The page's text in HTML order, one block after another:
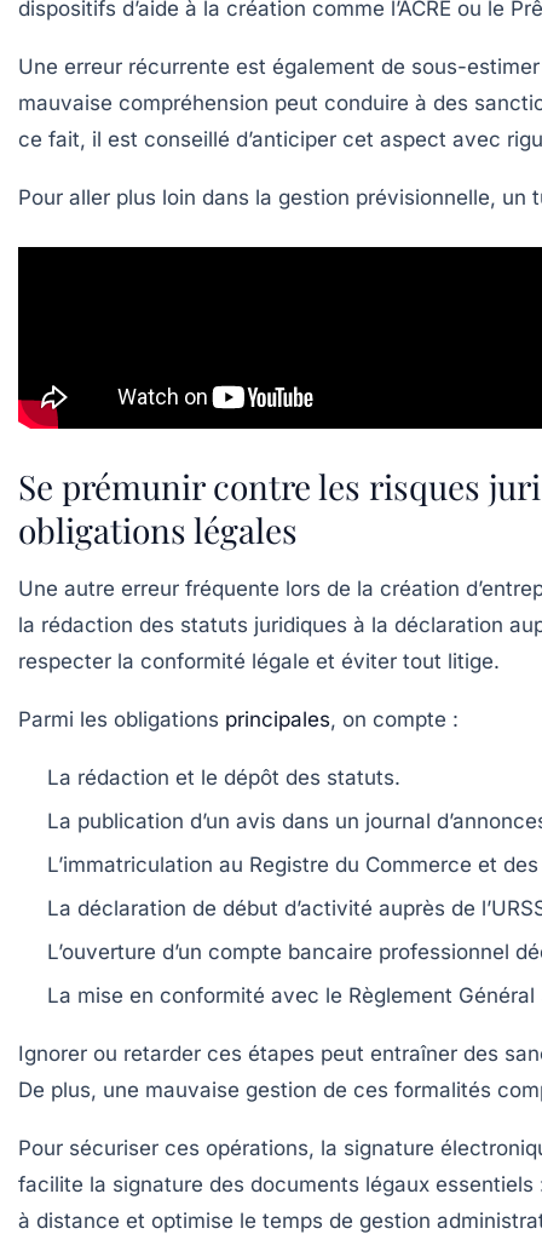
dispositifs d’aide à la création comme l’ACRE ou le
Une erreur récurrente est également de sous-
mauvaise compréhension peut conduire à des
ce fait, il est conseillé d’anticiper cet aspect avec
Pour aller plus loin dans la gestion prévisionnelle,
Se prémunir contre les risques
obligations légales
Une autre erreur fréquente lors de la création
la rédaction des statuts juridiques à la déclaration
respecter la conformité légale et éviter tout litige.
Parmi les obligations principales, on compte :
La rédaction et le dépôt des statuts.
La publication d’un avis dans un journal
L’immatriculation au Registre du Commerce et
La déclaration de début d’activité auprès de
L’ouverture d’un compte bancaire professionnel
La mise en conformité avec le Règlement
Ignorer ou retarder ces étapes peut entraîner des
De plus, une mauvaise gestion de ces formalités
Pour sécuriser ces opérations, la signature
facilite la signature des documents légaux
à distance et optimise le temps de gestion